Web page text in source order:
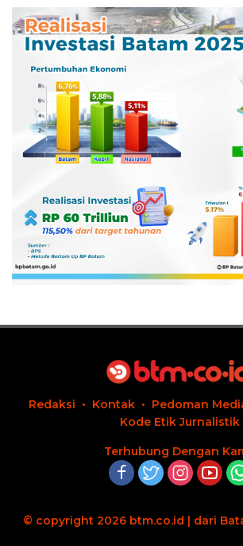
Redaksi Kontak Pedoman
Kode Etik Jurnalistik
Terhubung Dengan
© copyright 2026 btm.co.id | dari